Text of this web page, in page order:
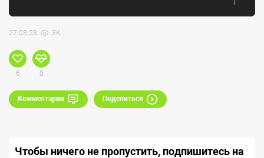
27.03.23 3K
6 0
Комментарии Поделиться
Чтобы ничего не пропустить, подпишитесь на